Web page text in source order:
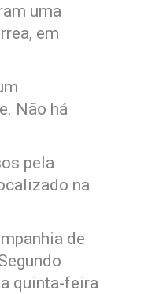
uma
em
Não há
pela
na
de
quinta-feira